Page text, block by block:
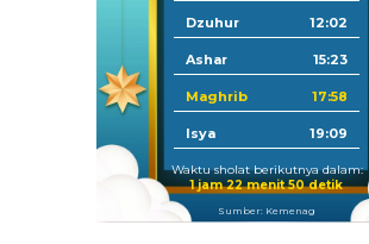
Dzuhur 12:02
Ashar 15:23
Maghrib 17:58
Isya 19:09
Waktu sholat berikutnya dalam:
1 jam 22 menit 50 detik
Sumber: Kemenag